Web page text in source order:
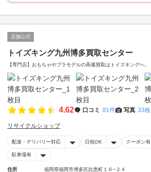
店舗公式
トイズキング九州博多買取センター
【専門店】おもちゃやプラモデルの高価買取はトイズキングへ。‎
4.62 口コミ 81件 写真 33枚
リサイクルショップ
配達・デリバリー対応 日祝OK クーポン有
駐車場有
住所
福岡県福岡市博多区比恵町１６−２４